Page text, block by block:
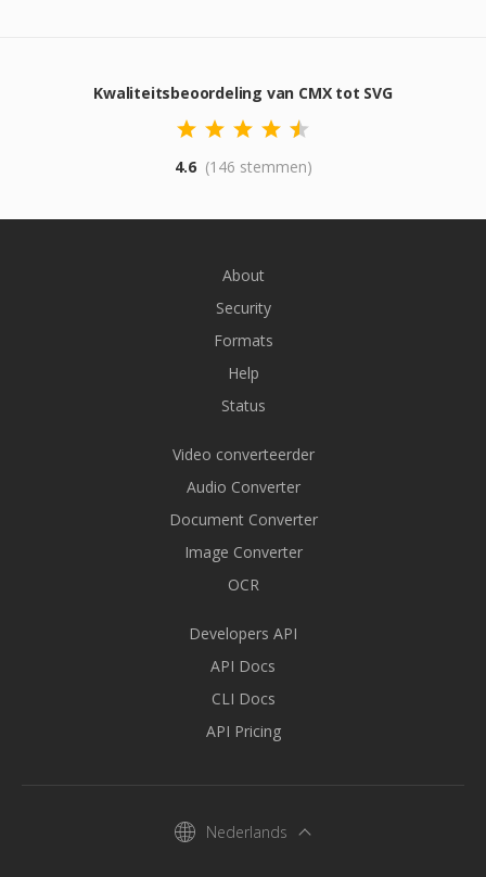
Kwaliteitsbeoordeling van CMX tot SVG
4.6 (146 stemmen)
About
Security
Formats
Help
Status
Video converteerder
Audio Converter
Document Converter
Image Converter
OCR
Developers API
API Docs
CLI Docs
API Pricing
Nederlands